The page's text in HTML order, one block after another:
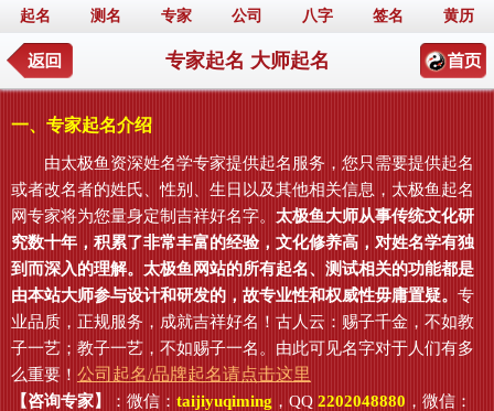
起名 测名 专家 公司 八字 签名 黄历
专家起名 大师起名
一、专家起名介绍
由太极鱼资深姓名学专家提供起名服务，您只需要提供起名
或者改名者的姓氏、性别、生日以及其他相关信息，太极鱼起名
网专家将为您量身定制吉祥好名字。 太极鱼大师从事传统文化研
究数十年，积累了非常丰富的经验，文化修养高，对姓名学有独
到而深入的理解。太极鱼网站的所有起名、测试相关的功能都是
由本站大师参与设计和研发的，故专业性和权威性毋庸置疑。 专
业品质，正规服务，成就吉祥好名！古人云：赐子千金，不如教
子一艺；教子一艺，不如赐子一名。由此可见名字对于人们有多
么重要！ 公司起名/品牌起名请点击这里
【咨询专家】 ：微信： taijiyuqiming ，QQ 2202048880 ，微信：